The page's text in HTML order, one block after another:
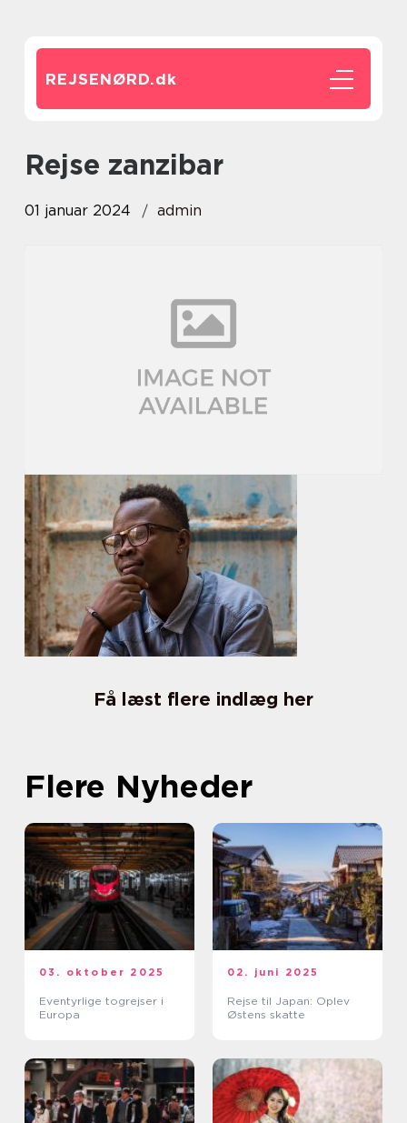
REJSENØRD.dk
rejse zanzibar
01 januar 2024 admin
Få læst flere indlæg her
Flere Nyheder
03. oktober 2025
Eventyrlige togrejser i
Europa
02. juni 2025
Rejse til Japan: Oplev
Østens skatte